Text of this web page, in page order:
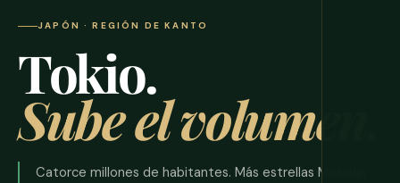
JAPÓN · REGIÓN DE KANTO
Tokio.
Sube el volumen.
Catorce millones de habitantes. Más estrellas Michelin